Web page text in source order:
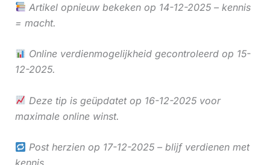
Artikel opnieuw bekeken op 14-12-2025 – kennis
= macht.
Online verdienmogelijkheid gecontroleerd op 15-
12-2025.
Deze tip is geüpdatet op 16-12-2025 voor
maximale online winst.
Post herzien op 17-12-2025 – blijf verdienen met